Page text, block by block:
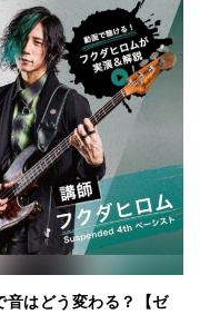
はどう変わる？【ゼ